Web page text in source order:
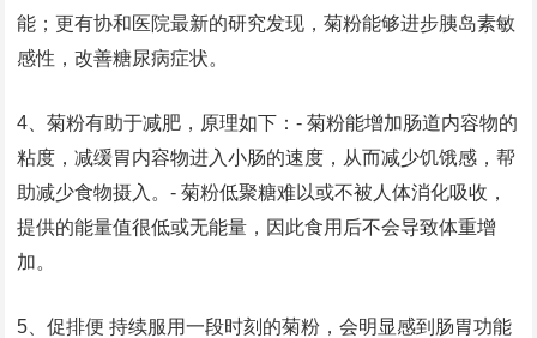
能；更有协和医院最新的研究发现，菊粉能够进步胰岛素敏
感性，改善糖尿病症状。
4、菊粉有助于减肥，原理如下：- 菊粉能增加肠道内容物的
粘度，减缓胃内容物进入小肠的速度，从而减少饥饿感，帮
助减少食物摄入。- 菊粉低聚糖难以或不被人体消化吸收，
提供的能量值很低或无能量，因此食用后不会导致体重增
加。
5、促排便 持续服用一段时刻的菊粉，会明显感到肠胃功能